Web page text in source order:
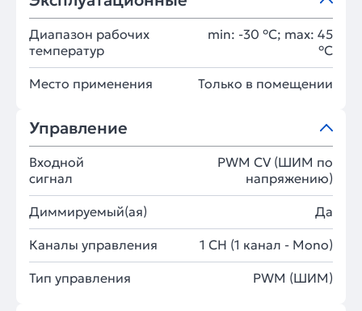
Диапазон рабочих
температур
min: -30 °C; max: 45
°C
Место применения Только в помещении
Управление
Входной
сигнал
PWM СV (ШИМ по
напряжению)
Диммируемый(ая) Да
Каналы управления 1 CH (1 канал - Mono)
Тип управления PWM (ШИМ)